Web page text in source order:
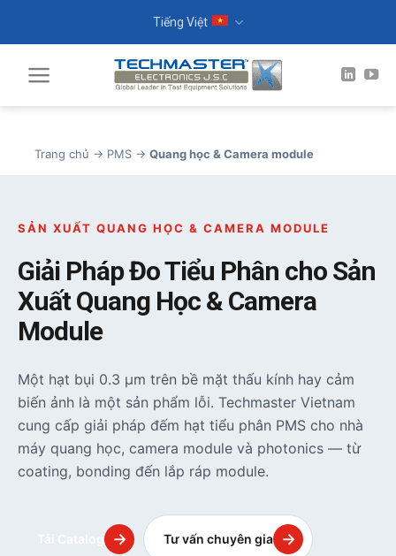
Tiếng Việt
Trang chủ → PMS → Quang học & Camera module
SẢN XUẤT QUANG HỌC & CAMERA MODULE
Giải Pháp Đo Tiểu Phân cho Sản
Xuất Quang Học & Camera
Module
Một hạt bụi 0.3 µm trên bề mặt thấu kính hay cảm
biến ảnh là một sản phẩm lỗi. Techmaster Vietnam
cung cấp giải pháp đếm hạt tiểu phân PMS cho nhà
máy quang học, camera module và photonics — từ
coating, bonding đến lắp ráp module.
→ Tư vấn chuyên gia →